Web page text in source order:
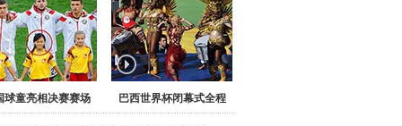
球童亮相决赛赛场 巴西世界杯闭幕式全程